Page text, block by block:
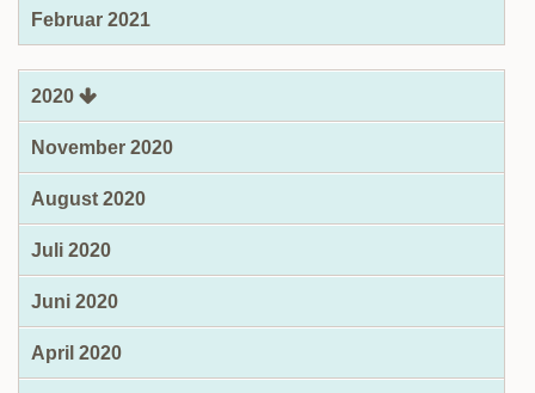
Februar 2021
2020
November 2020
August 2020
Juli 2020
Juni 2020
April 2020